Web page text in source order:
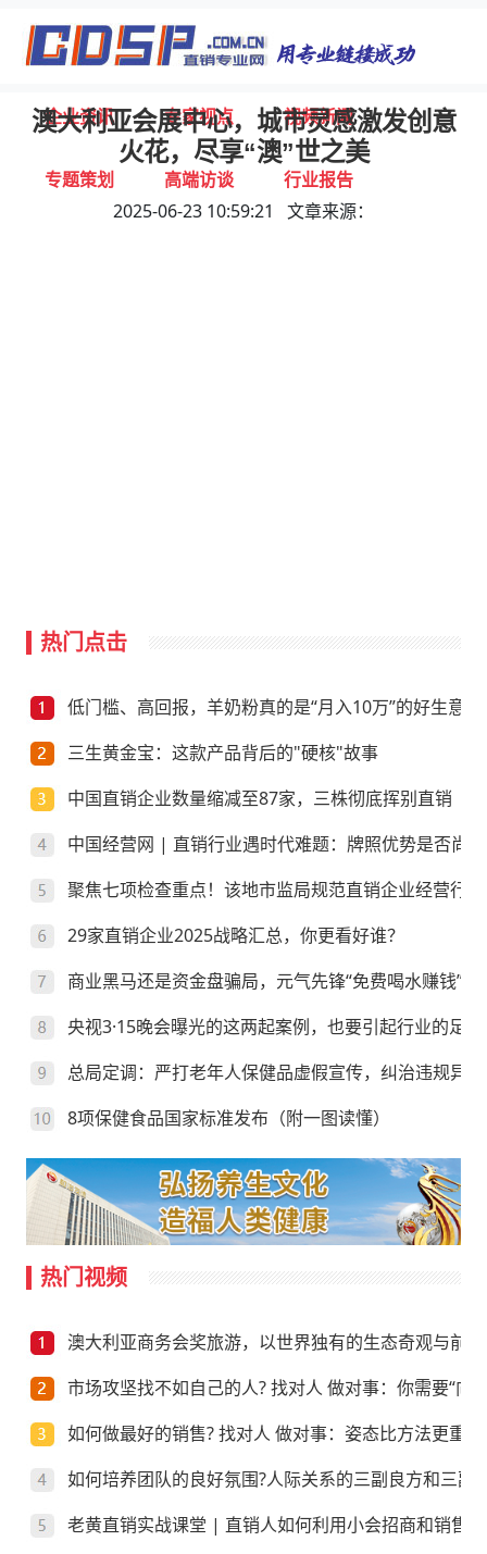
首页 独家报道 行业动态
企业资讯 专家视点 视频新闻
专题策划 高端访谈 行业报告
澳大利亚会展中心，城市灵感激发创意
火花，尽享“澳”世之美
2025-06-23 10:59:21 文章来源：
热门点击
低门槛、高回报，羊奶粉真的是“月入10万”的好生意？
三生黄金宝：这款产品背后的"硬核"故事
中国直销企业数量缩减至87家，三株彻底挥别直销
中国经营网 | 直销行业遇时代难题：牌照优势是否尚存
聚焦七项检查重点！该地市监局规范直销企业经营行为
29家直销企业2025战略汇总，你更看好谁？
商业黑马还是资金盘骗局，元气先锋“免费喝水赚钱”靠
央视3·15晚会曝光的这两起案例，也要引起行业的足
总局定调：严打老年人保健品虚假宣传，纠治违规异
8项保健食品国家标准发布（附一图读懂）
热门视频
澳大利亚商务会奖旅游，以世界独有的生态奇观与前
市场攻坚找不如自己的人? 找对人 做对事：你需要“向
如何做最好的销售? 找对人 做对事：姿态比方法更重要!
如何培养团队的良好氛围?人际关系的三副良方和三副
老黄直销实战课堂 | 直销人如何利用小会招商和销售